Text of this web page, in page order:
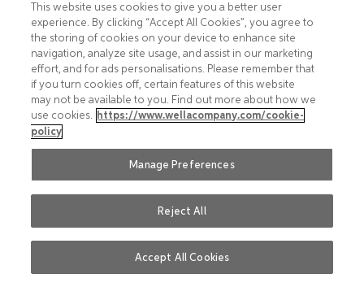
izmantojam,
Wella Company tīmekļa vietnēs
un citās saistītās tīmekļa
vietnēs, tostarp sociālo mediju
vietnēs.
veiktu autentifikāciju starp
tīmekļa vietnēm un ļautu jums
un to pašu informāciju visās
tīmekļa vietnēs.
palīdzētu mums izprast jūsu
aktivitāti, tostarp attiecībā uz
pieejamo Wella Company
saturu, kā arī apzināt, vai jums ir
This website uses cookies to give you a better user
experience. By clicking “Accept All Cookies”, you agree to
the storing of cookies on your device to enhance site
navigation, analyze site usage, and assist in our marketing
effort, and for ads personalisations. Please remember that
if you turn cookies off, certain features of this website
may not be available to you. Find out more about how we
use cookies. https://www.wellacompany.com/cookie-
policy
Manage Preferences
Reject All
Accept All Cookies